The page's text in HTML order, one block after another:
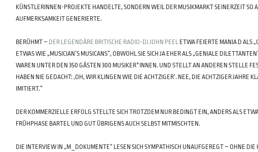
KÜNSTLERINNEN-PROJEKTE HANDELTE, SONDERN WEIL DER MUSIKMARKT SEINERZEIT
AUFMERKSAMKEIT GENERIERTE.
BERÜHMT – DER LEGENDÄRE BRITISCHE RADIO-DJ JOHN PEEL ETWA FEIERTE MANIA D ALS
ETWAS WIE „MUSICIAN’S MUSICANS“, OBWOHL SIE SICH JA EHER ALS „GENIALE
WAREN UNTER DEN 350 GÄSTEN 300 MUSIKER*INNEN. UND STELLT AN ANDEREN STELLE
HABEN NIE GEDACHT: ‚OH, WIR KLINGEN WIE DIE ACHTZIGER‘. NEE, DIE ACHTZIGER JAHRE
IMITIERT.“
DER KOMMERZIELLE ERFOLG STELLTE SICH TROTZDEM NUR BEDINGT EIN, ANDERS ALS
FRÜHPHASE BARTEL UND GUT ÜBRIGENS AUCH SELBST MITMISCHTEN.
DIE INTERVIEW IN „M_DOKUMENTE“ LESEN SICH SYMPATHISCH UNAUFGEREGT – OHNE